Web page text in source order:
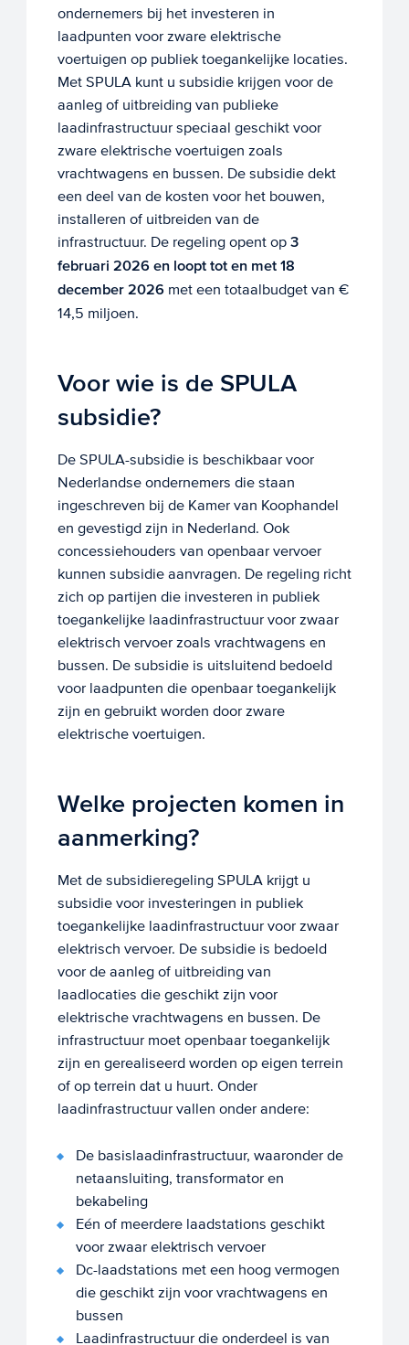
ondernemers bij het investeren in
laadpunten voor zware elektrische
voertuigen op publiek toegankelijke locaties.
Met SPULA kunt u subsidie krijgen voor de
aanleg of uitbreiding van publieke
laadinfrastructuur speciaal geschikt voor
zware elektrische voertuigen zoals
vrachtwagens en bussen. De subsidie dekt
een deel van de kosten voor het bouwen,
installeren of uitbreiden van de
infrastructuur. De regeling opent op 3
februari 2026 en loopt tot en met 18
december 2026met een totaalbudget van €
14,5 miljoen.
Voor wie is de SPULA
subsidie?
De SPULA-subsidie is beschikbaar voor
Nederlandse ondernemers die staan
ingeschreven bij de Kamer van Koophandel
en gevestigd zijn in Nederland. Ook
concessiehouders van openbaar vervoer
kunnen subsidie aanvragen. De regeling richt
zich op partijen die investeren in publiek
toegankelijke laadinfrastructuur voor zwaar
elektrisch vervoer zoals vrachtwagens en
bussen. De subsidie is uitsluitend bedoeld
voor laadpunten die openbaar toegankelijk
zijn en gebruikt worden door zware
elektrische voertuigen.
Welke projecten komen in
aanmerking?
Met de subsidieregeling SPULA krijgt u
subsidie voor investeringen in publiek
toegankelijke laadinfrastructuur voor zwaar
elektrisch vervoer. De subsidie is bedoeld
voor de aanleg of uitbreiding van
laadlocaties die geschikt zijn voor
elektrische vrachtwagens en bussen. De
infrastructuur moet openbaar toegankelijk
zijn en gerealiseerd worden op eigen terrein
of op terrein dat u huurt. Onder
laadinfrastructuur vallen onder andere:
De basislaadinfrastructuur, waaronder de
netaansluiting, transformator en
bekabeling
Eén of meerdere laadstations geschikt
voor zwaar elektrisch vervoer
Dc-laadstations met een hoog vermogen
die geschikt zijn voor vrachtwagens en
bussen
Laadinfrastructuur die onderdeel is van